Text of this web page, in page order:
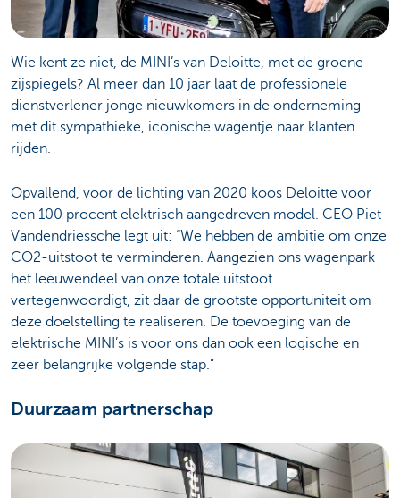
Wie kent ze niet, de MINI’s van Deloitte, met de groene
zijspiegels? Al meer dan 10 jaar laat de professionele
dienstverlener jonge nieuwkomers in de onderneming
met dit sympathieke, iconische wagentje naar klanten
rijden.
Opvallend, voor de lichting van 2020 koos Deloitte voor
een 100 procent elektrisch aangedreven model. CEO Piet
Vandendriessche legt uit: “We hebben de ambitie om onze
CO2-uitstoot te verminderen. Aangezien ons wagenpark
het leeuwendeel van onze totale uitstoot
vertegenwoordigt, zit daar de grootste opportuniteit om
deze doelstelling te realiseren. De toevoeging van de
elektrische MINI’s is voor ons dan ook een logische en
zeer belangrijke volgende stap.”
Duurzaam partnerschap